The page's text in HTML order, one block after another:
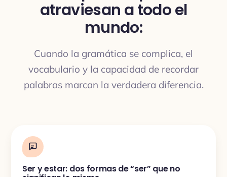
atraviesan a todo el
mundo:
Cuando la gramática se complica, el
vocabulario y la capacidad de recordar
palabras marcan la verdadera diferencia.
Ser y estar: dos formas de “ser” que no